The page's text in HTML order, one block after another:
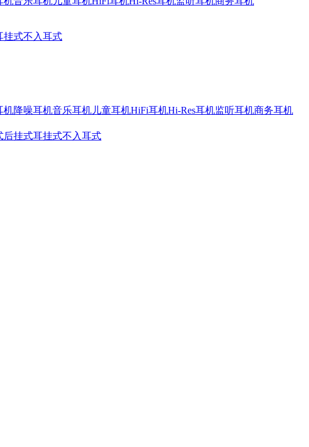
挂式不入耳式
机降噪耳机音乐耳机 儿童耳机HiFi耳机Hi-Res耳机监听耳机商务耳机
后挂式耳挂式不入耳式